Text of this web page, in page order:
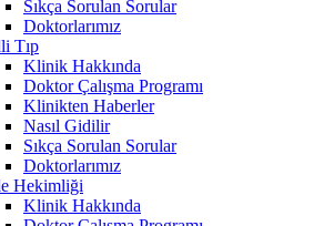
Sıkça Sorulan Sorular
Doktorlarımız
Tıp
Klinik Hakkında
Doktor Çalışma Programı
Klinikten Haberler
Nasıl Gidilir
Sıkça Sorulan Sorular
Doktorlarımız
Hekimliği
Klinik Hakkında